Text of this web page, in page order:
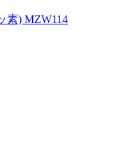
素) MZW114